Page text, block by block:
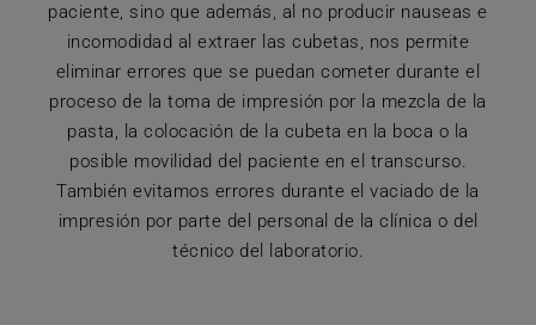
paciente, sino que además, al no producir nauseas e
incomodidad al extraer las cubetas, nos permite
eliminar errores que se puedan cometer durante el
proceso de la toma de impresión por la mezcla de la
pasta, la colocación de la cubeta en la boca o la
posible movilidad del paciente en el transcurso.
También evitamos errores durante el vaciado de la
impresión por parte del personal de la clínica o del
técnico del laboratorio.